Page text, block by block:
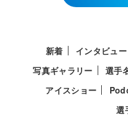
新着 インタビュー
写真ギャラリー
選手
アイスショー
選